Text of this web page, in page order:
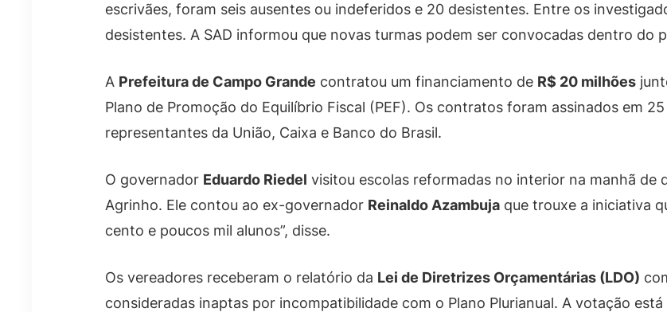
escrivães, foram seis ausentes ou indeferidos e 20 desistentes. Entre os
desistentes. A SAD informou que novas turmas podem ser convocadas dentro do
A Prefeitura de Campo Grande contratou um financiamento de R$ 20 milhões
Plano de Promoção do Equilíbrio Fiscal (PEF). Os contratos foram assinados em
representantes da União, Caixa e Banco do Brasil.
O governador Eduardo Riedel visitou escolas reformadas no interior na manhã
Agrinho. Ele contou ao ex-governador Reinaldo Azambuja que trouxe a iniciativa
cento e poucos mil alunos”, disse.
Os vereadores receberam o relatório da Lei de Diretrizes Orçamentárias (LDO)
consideradas inaptas por incompatibilidade com o Plano Plurianual. A votação